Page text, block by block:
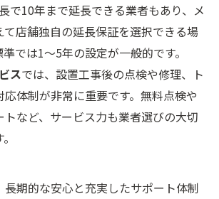
で10年まで延長できる業者もあり、メ
て店舗独自の延長保証を選択できる場
では1～5年の設定が一般的です。
スでは、設置工事後の点検や修理、ト
応体制が非常に重要です。無料点検や
など、サービス力も業者選びの大切
長期的な安心と充実したサポート体制